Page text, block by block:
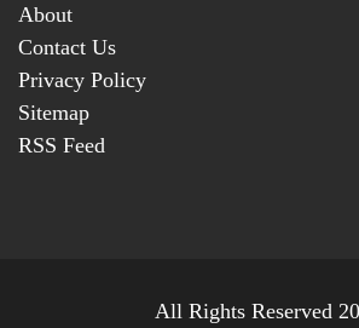
About
Contact Us
Privacy Policy
Sitemap
RSS Feed
All Rights Reserved